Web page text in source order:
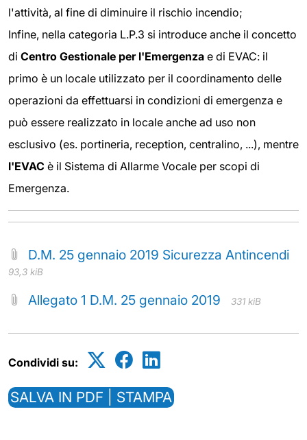
l'attività, al fine di diminuire il rischio incendio;
Infine, nella categoria L.P.3 si introduce anche il concetto
di Centro Gestionale per l'Emergenza e di EVAC: il
primo è un locale utilizzato per il coordinamento delle
operazioni da effettuarsi in condizioni di emergenza e
può essere realizzato in locale anche ad uso non
esclusivo (es. portineria, reception, centralino, ...), mentre
l'EVAC è il Sistema di Allarme Vocale per scopi di
Emergenza.
D.M. 25 gennaio 2019 Sicurezza Antincendi
93,3 kiB
Allegato 1 D.M. 25 gennaio 2019 331 kiB
Condividi su:
SALVA IN PDF | STAMPA